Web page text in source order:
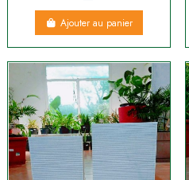
Ajouter au panier